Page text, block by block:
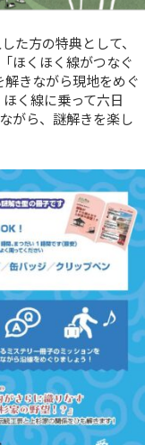
た方の特典として、
ほくほく線がつなぐ
きながら現地をめぐ
く線に乗って六日
がら、謎解きを楽し